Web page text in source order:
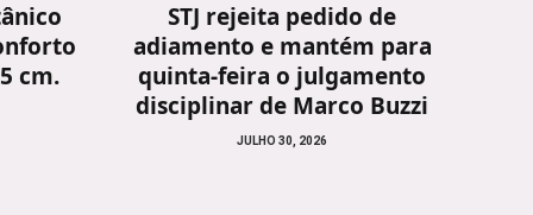
cm.
STJ rejeita pedido de
adiamento e mantém para
quinta-feira o julgamento
disciplinar de Marco Buzzi
JULHO 30, 2026